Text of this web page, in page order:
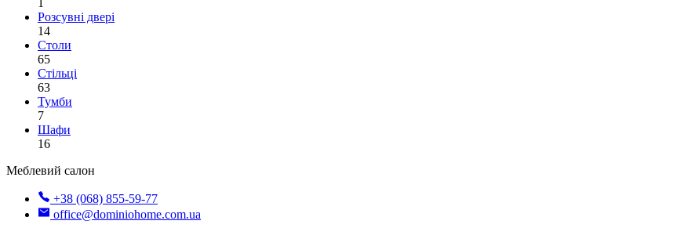
Розсувні двері
14
Столи
65
Стільці
63
Тумби
7
Шафи
16
Меблевий салон
+38 (068) 855-59-77
office@dominiohome.com.ua